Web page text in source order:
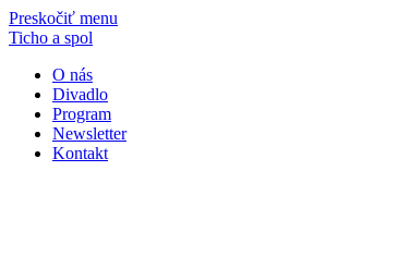
Preskočiť menu
Ticho a spol
O nás
Divadlo
Program
Newsletter
Kontakt